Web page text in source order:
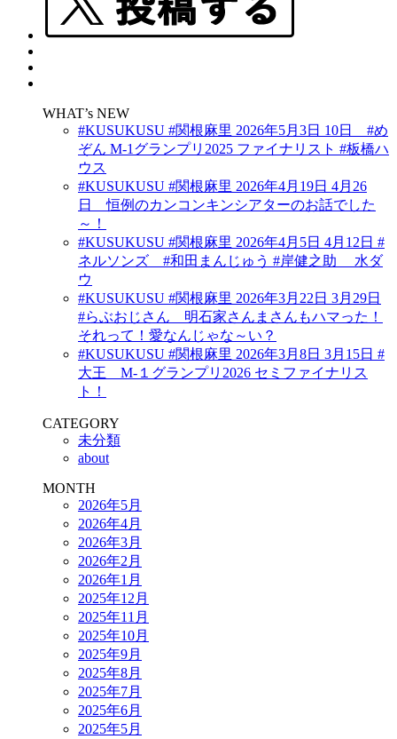
WHAT’s NEW
#KUSUKUSU #関根麻里 2026年5月3日 10日 #め
ぞん M-1グランプリ2025 ファイナリスト #板橋ハ
ウス
#KUSUKUSU #関根麻里 2026年4月19日 4月26
日 恒例のカンコンキンシアターのお話でした
～！
#KUSUKUSU #関根麻里 2026年4月5日 4月12日 #
ネルソンズ #和田まんじゅう #岸健之助 水ダ
ウ
#KUSUKUSU #関根麻里 2026年3月22日 3月29日
#らぶおじさん 明石家さんまさんもハマった！
それって！愛なんじゃな～い？
#KUSUKUSU #関根麻里 2026年3月8日 3月15日 #
大王 M-１グランプリ2026 セミファイナリス
ト！
CATEGORY
未分類
about
MONTH
2026年5月
2026年4月
2026年3月
2026年2月
2026年1月
2025年12月
2025年11月
2025年10月
2025年9月
2025年8月
2025年7月
2025年6月
2025年5月